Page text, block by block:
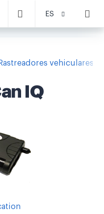
ES
Rastreadores vehiculares
IQ